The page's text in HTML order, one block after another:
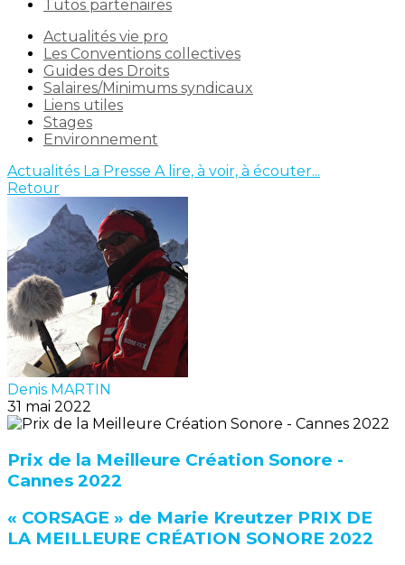
Tutos partenaires
Actualités vie pro
Les Conventions collectives
Guides des Droits
Salaires/Minimums syndicaux
Liens utiles
Stages
Environnement
Actualités La Presse A lire, à voir, à écouter...
Retour
Denis MARTIN
31 mai 2022
Prix de la Meilleure Création Sonore -
Cannes 2022
« CORSAGE » de Marie Kreutzer PRIX DE
LA MEILLEURE CRÉATION SONORE 2022